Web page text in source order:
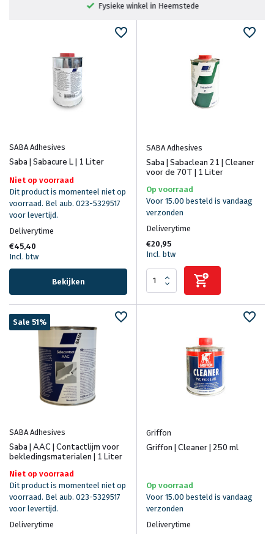
Fysieke winkel in Heemstede
SABA Adhesives
Saba | Sabacure L | 1 Liter
Niet op voorraad
Dit product is momenteel niet op
voorraad. Bel aub. 023-5329517
voor levertijd.
Deliverytime
€45,40
Incl. btw
Bekijken
SABA Adhesives
Saba | Sabaclean 21 | Cleaner
voor de 70T | 1 Liter
Op voorraad
Voor 15.00 besteld is vandaag
verzonden
Deliverytime
€20,95
Incl. btw
Sale 51%
SABA Adhesives
Saba | AAC | Contactlijm voor
bekledingsmaterialen | 1 Liter
Niet op voorraad
Dit product is momenteel niet op
voorraad. Bel aub. 023-5329517
voor levertijd.
Deliverytime
Griffon
Griffon | Cleaner | 250 ml
Op voorraad
Voor 15.00 besteld is vandaag
verzonden
Deliverytime